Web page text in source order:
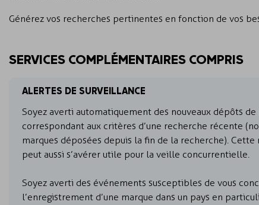
Générez vos recherches pertinentes en fonction de vos
SERVICES COMPLÉMENTAIRES COMPRIS
ALERTES DE SURVEILLANCE
Soyez averti automatiquement des nouveaux dépôts de
correspondant aux critères d’une recherche récente
marques déposées depuis la fin de la recherche). Cette
peut aussi s’avérer utile pour la veille concurrentielle.
Soyez averti des événements susceptibles de vous
l’enregistrement d’une marque dans un pays en